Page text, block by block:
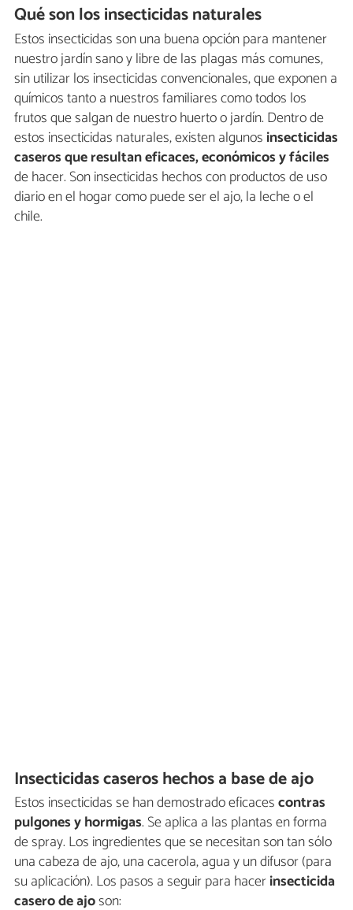
Qué son los insecticidas naturales
Estos insecticidas son una buena opción para mantener
nuestro jardín sano y libre de las plagas más comunes,
sin utilizar los insecticidas convencionales, que exponen a
químicos tanto a nuestros familiares como todos los
frutos que salgan de nuestro huerto o jardín. Dentro de
estos insecticidas naturales, existen algunos insecticidas
caseros que resultan eficaces, económicos y fáciles
de hacer. Son insecticidas hechos con productos de uso
diario en el hogar como puede ser el ajo, la leche o el
chile.
Insecticidas caseros hechos a base de ajo
Estos insecticidas se han demostrado eficacescontras
pulgones y hormigas. Se aplica a las plantas en forma
de spray. Los ingredientes que se necesitan son tan sólo
una cabeza de ajo, una cacerola, agua y un difusor (para
su aplicación). Los pasos a seguir para hacerinsecticida
casero de ajoson: